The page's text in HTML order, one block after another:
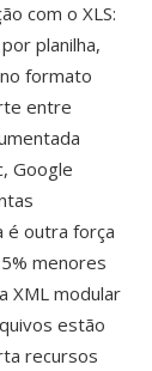
com o XLS:
planilha,
formato
entre
Google
é outra força
menores
XML modular
estão
recursos